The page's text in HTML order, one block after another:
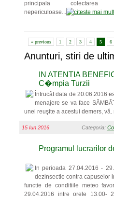
principala colectarea
nepericuloase...
« previous 1 2 3 4 5 6
Anunturi, stiri de
IN ATENTIA
C�mpia Turzii
Întrucât data de 20.06.2016
menajere se va face
unei reuşite a acestui demers, vă.
15 Iun 2016 Categoria:
Programul lucrarilor
In perioada 27.04.2016 -
dezinsectie contra capuselor
functie de conditiile meteo
29.04.2016 intre orele 13.00-